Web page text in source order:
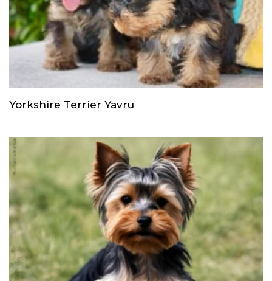
Yorkshire Terrier Yavru